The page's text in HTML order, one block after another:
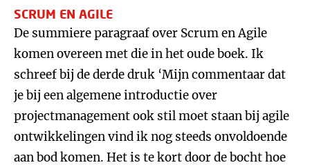
SCRUM EN AGILE
De summiere paragraaf over Scrum en Agile
komen overeen met die in het oude boek. Ik
schreef bij de derde druk ‘Mijn commentaar dat
je bij een algemene introductie over
projectmanagement ook stil moet staan bij agile
ontwikkelingen vind ik nog steeds onvoldoende
aan bod komen. Het is te kort door de bocht hoe